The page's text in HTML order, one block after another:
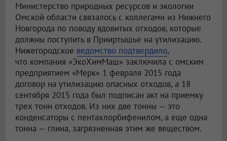
Министерство природных ресурсов и экологии
Омской области связалось с коллегами из Нижнего
Новгорода по поводу ядовитых отходов, которые
должны поступить в Прииртышье на утилизацию.
Нижегородское ведомство подтвердило,
что компания «ЭкоХимМаш» заключила с омским
предприятием «Мерк» 1 февраля 2015 года
договор на утилизацию опасных отходов, а 18
сентября 2015 года был подписан акт на приемку
трех тонн отходов. Из них две тонны — это
конденсаторы с пентахлорбифенилом, а еще одна
тонна — глина, загрязненная этим же веществом.